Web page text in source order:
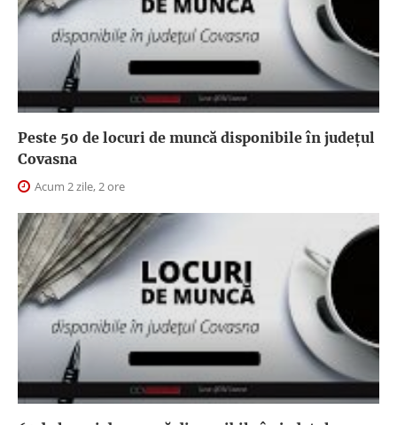
Peste 50 de locuri de muncă disponibile în județul
Covasna
Acum 2 zile, 2 ore